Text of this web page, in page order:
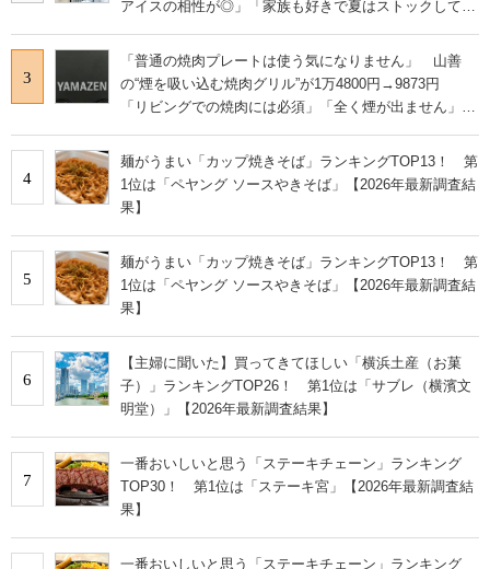
アイスの相性が◎」「家族も好きで夏はストックして
3
「普通の焼肉プレートは使う気になりません」 山善
の“煙を吸い込む焼肉グリル”が1万4800円→9873円
「リビングでの焼肉には必須」「全く煙が出ません」と
4
麺がうまい「カップ焼きそば」ランキングTOP13！ 第
1位は「ペヤング ソースやきそば」【2026年最新調査結
果】
5
麺がうまい「カップ焼きそば」ランキングTOP13！ 第
1位は「ペヤング ソースやきそば」【2026年最新調査結
果】
6
【主婦に聞いた】買ってきてほしい「横浜土産（お菓
子）」ランキングTOP26！ 第1位は「サブレ（横濱文
明堂）」【2026年最新調査結果】
7
一番おいしいと思う「ステーキチェーン」ランキング
TOP30！ 第1位は「ステーキ宮」【2026年最新調査結
果】
一番おいしいと思う「ステーキチェーン」ランキング